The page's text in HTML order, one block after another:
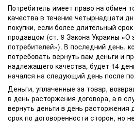
Потребитель имеет право на обмен
качества в течение четырнадцати
покупки, если более длительный
продавцом (ст. 9 Закона Украины «О
потребителей»). В последний день,
потребовать вернуть вам деньги и
надлежащего качества, будет 14
начался на следующий день после
Деньги, уплаченные за товар,
в день расторжения договора, а в
вернуть деньги в день расторжения
срок по договоренности сторон, но